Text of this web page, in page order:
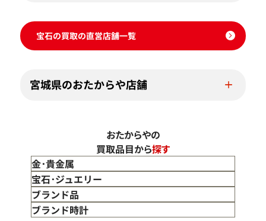
宝石の買取の直営店舗一覧
宮城県のおたからや店舗
おたからやの
買取品目から探す
金･貴金属
金 買取
金のインゴット 買取
金のアクセサリー 買取
宝石･ジュエリー
宝石･ジュエリー買取
ダイヤモンド 買取
ブランド品
バッグ･小物 買取
ブランド時計